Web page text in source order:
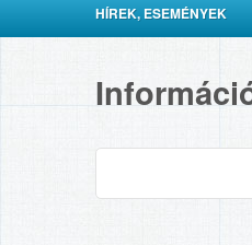
HÍREK, ESEMÉNYEK